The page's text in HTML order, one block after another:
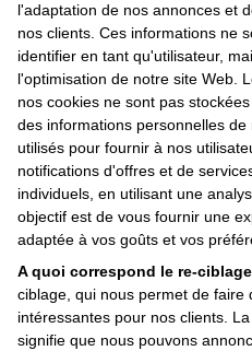
l'adaptation de nos annonces et
nos clients. Ces informations ne
identifier en tant qu'utilisateur,
l'optimisation de notre site Web.
nos cookies ne sont pas
des informations personnelles
utilisés pour fournir à nos
notifications d'offres et de
individuels, en utilisant une
objectif est de vous fournir une
adaptée à vos goûts et vos
A quoi correspond le re-
ciblage, qui nous permet de faire
intéressantes pour nos clients.
signifie que nous pouvons